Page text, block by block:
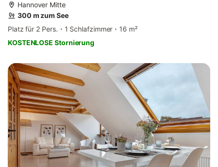
Hannover Mitte
300 m zum See
Platz für 2 Pers.
1 Schlafzimmer
16 m²
KOSTENLOSE Stornierung